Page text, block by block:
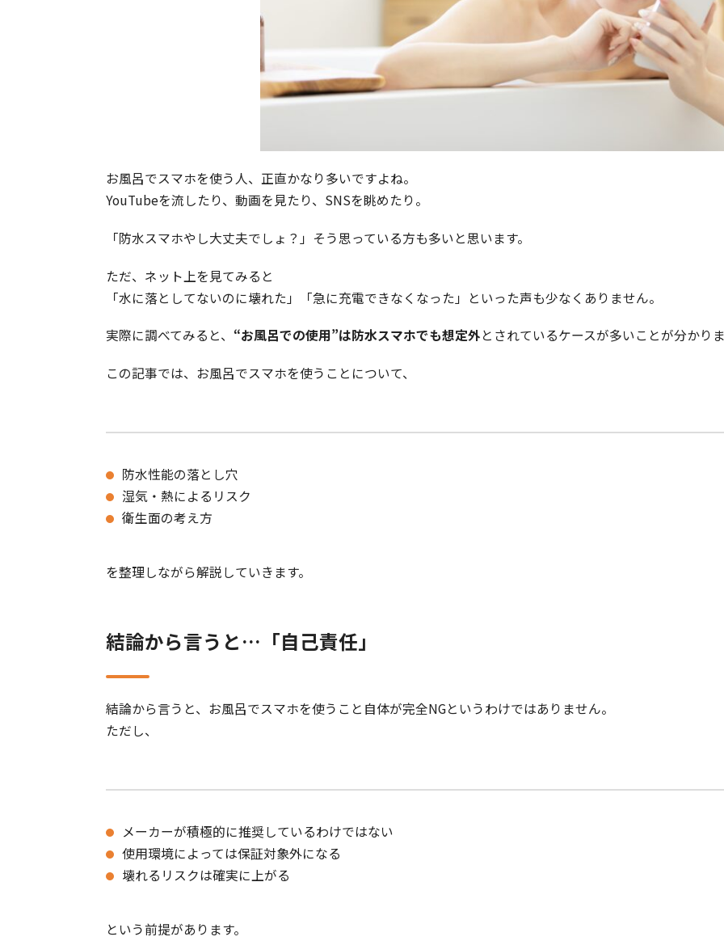
お風呂でスマホを使う人、正直かなり多いですよね。
YouTubeを流したり、動画を見たり、SNSを眺めたり。
「防水スマホやし大丈夫でしょ？」そう思っている方も多いと思います。
ただ、ネット上を見てみると
「水に落としてないのに壊れた」「急に充電できなくなった」といった声も少なくありません。
実際に調べてみると、 “お風呂での使用”は防水スマホでも想定外とされているケースが多いことが分かり
この記事では、お風呂でスマホを使うことについて、
防水性能の落とし穴
湿気・熱によるリスク
衛生面の考え方
を整理しながら解説していきます。
結論から言うと…「自己責任」
結論から言うと、お風呂でスマホを使うこと自体が完全NGというわけではありません。
ただし、
メーカーが積極的に推奨しているわけではない
使用環境によっては保証対象外になる
壊れるリスクは確実に上がる
という前提があります。